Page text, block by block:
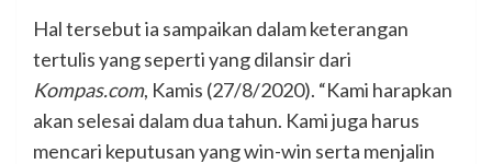
Hal tersebut ia sampaikan dalam keterangan
tertulis yang seperti yang dilansir dari
Kompas.com, Kamis (27/8/2020). “Kami harapkan
akan selesai dalam dua tahun. Kami juga harus
mencari keputusan yang win-win serta menjalin